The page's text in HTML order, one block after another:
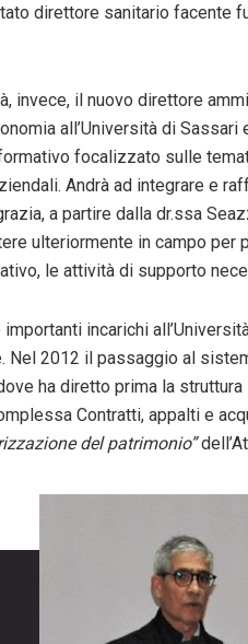
direttore sanitario facente
invece, il nuovo direttore
all’Università di
focalizzato sulle
Andrà ad integrare e
a partire dalla dr.ssa
ulteriormente in campo per
le attività di supporto
importanti incarichi
2012 il passaggio al
ha diretto prima la
Contratti, appalti e
del patrimonio”